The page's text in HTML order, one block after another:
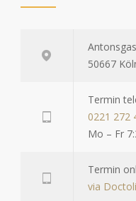
50667
Termin
0221 272
Mo – Fr
Termin
via